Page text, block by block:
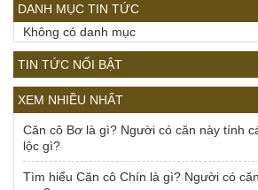
DANH MỤC TIN TỨC
Không có danh mục
TIN TỨC NỔI BẬT
XEM NHIỀU NHẤT
Căn cô Bơ là gì? Người có căn này tính
lộc gì?
Tìm hiểu Căn cô Chín là gì? Người có